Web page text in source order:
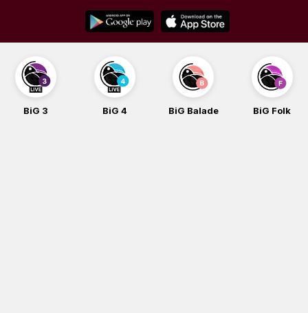
content
BiG 3 BiG 4 BiG Balade BiG Folk